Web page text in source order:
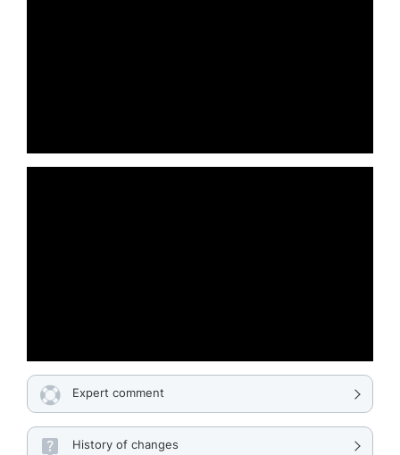
Expert comment
History of changes